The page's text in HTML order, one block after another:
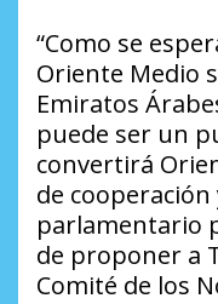
“Como se
Oriente Medio
Emiratos
puede ser un
convertirá
de
parlamentario
de proponer a
Comité de los